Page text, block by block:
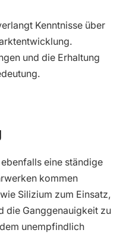
Kenntnisse über
und die Erhaltung
eine ständige
kommen
Silizium zum Einsatz,
die Ganggenauigkeit zu
unempfindlich